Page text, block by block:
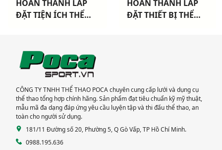
HOÀN THÀNH LẮP
ĐẶT THIẾT BỊ THỂ
KHANG ĐIỀN TP THỦ
ĐỨC
HOÀN THÀNH LẮP
ĐẶT THIẾT BỊ THỂ
CÔNG TY TNHH THỂ THAO POCA chuyên cung cấp lưới và dụng cụ
thể thao tổng hợp chính hãng. Sản phẩm đạt tiêu chuẩn kỹ mỹ thuật,
mẫu mã đa dạng đáp ứng yêu cầu luyện tập và thi đấu thể thao, an
toàn cho người sử dụng.
181/11 Đường số 20, Phường 5, Q Gò Vấp, TP Hồ Chí Minh.
0988.195.636